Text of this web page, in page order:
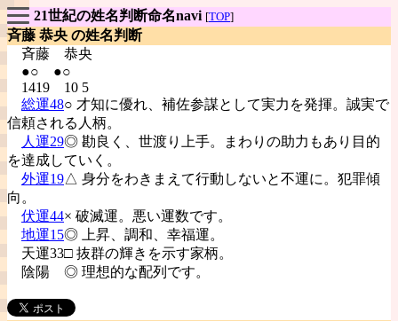
21世紀の姓名判断命名navi [TOP]
斉藤 恭央 の姓名判断
斉藤 恭央
●○ ●○
1419 10 5
総運48○ 才知に優れ、補佐参謀として実力を発揮。誠実で
信頼される人柄。
人運29◎ 勘良く、世渡り上手。まわりの助力もあり目的
を達成していく。
外運19△ 身分をわきまえて行動しないと不運に。犯罪傾
向。
伏運44× 破滅運。悪い運数です。
地運15◎ 上昇、調和、幸福運。
天運33□ 抜群の輝きを示す家柄。
陰陽 ◎ 理想的な配列です。